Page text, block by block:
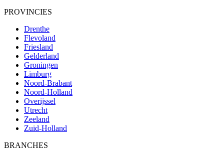
PROVINCIES
Drenthe
Flevoland
Friesland
Gelderland
Groningen
Limburg
Noord-Brabant
Noord-Holland
Overijssel
Utrecht
Zeeland
Zuid-Holland
BRANCHES